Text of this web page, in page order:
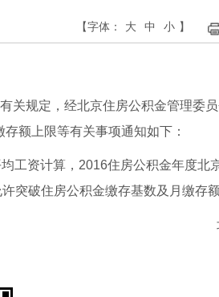
【字体： 大 中 小 】
规定，经北京住房公积金管理委
额上限等有关事项通知如下：
资计算，2016住房公积金年度北
突破住房公积金缴存基数及月缴存
北